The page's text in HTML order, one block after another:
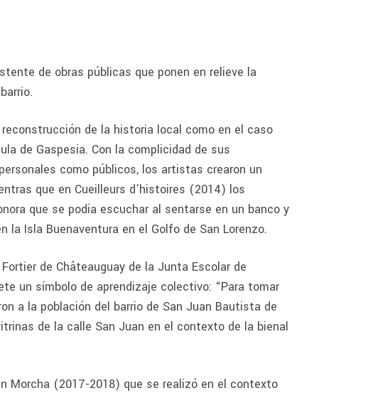
de obras públicas que ponen en relieve la
de la historia local como en el caso
de Gaspesia. Con la complicidad de sus
como públicos, los artistas crearon un
que en Cueilleurs d’histoires (2014) los
que se podía escuchar al sentarse en un banco y
Isla Buenaventura en el Golfo de San Lorenzo.
de Châteauguay de la Junta Escolar de
un símbolo de aprendizaje colectivo: “Para tomar
a la población del barrio de San Juan Bautista de
de la calle San Juan en el contexto de la bienal
Morcha (2017-2018) que se realizó en el contexto